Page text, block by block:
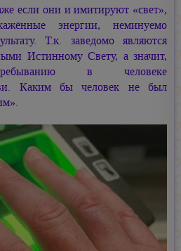
если они и имитируют «свет»,
энергии, неминуемо
Т.к. заведомо являются
Истинному Свету, а значит,
в человеке
Каким бы человек не был